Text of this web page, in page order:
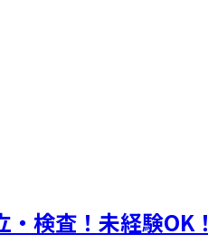
検査！未経験OK！